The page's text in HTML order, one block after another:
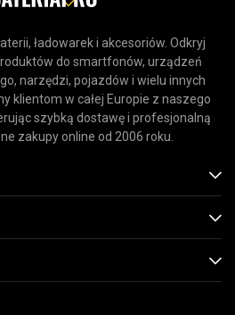
ładowarek i akcesoriów. Odkryj
do smartfonów, urządzeń
narzędzi, pojazdów i wielu innych
klientom w całej Europie z naszego
szybką dostawę i profesjonalną
zakupy online od 2006 roku.